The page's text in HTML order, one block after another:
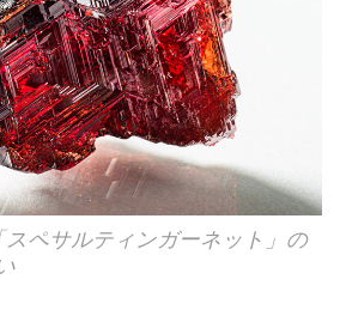
スペサルティンガーネット」の